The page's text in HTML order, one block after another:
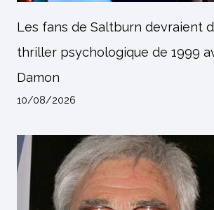
Les fans de Saltburn devraient
thriller psychologique de 1999
Damon
10/08/2026